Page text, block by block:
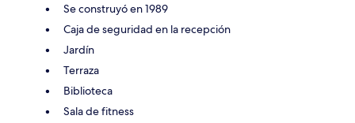
Se construyó en 1989
Caja de seguridad en la recepción
Jardín
Terraza
Biblioteca
Sala de fitness